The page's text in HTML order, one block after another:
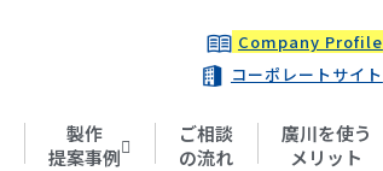
Company Profile
コーポレートサイト
製作
提案事例
ご相談
の流れ
廣川を使う
メリット